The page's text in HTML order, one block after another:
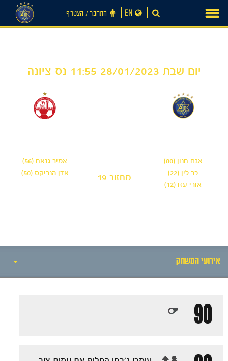
content
התחבר ‪/‬ הצטרף EN
יום שבת 28/01/2023 11:55 נס ציונה
אגם חנון (80)
בר לין (22)
אורי עזו (12)
אמיר גנאח (56)
אדן הנריקס (50)
מחזור 19
אירועי המשחק
סיקור המשחק
90